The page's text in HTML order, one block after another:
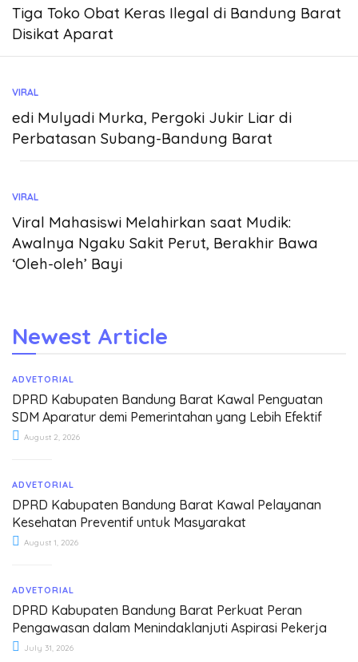
Tiga Toko Obat Keras Ilegal di Bandung Barat
Disikat Aparat
VIRAL
edi Mulyadi Murka, Pergoki Jukir Liar di
Perbatasan Subang-Bandung Barat
VIRAL
Viral Mahasiswi Melahirkan saat Mudik:
Awalnya Ngaku Sakit Perut, Berakhir Bawa
‘Oleh-oleh’ Bayi
Newest Article
ADVETORIAL
DPRD Kabupaten Bandung Barat Kawal Penguatan
SDM Aparatur demi Pemerintahan yang Lebih Efektif
August 2, 2026
ADVETORIAL
DPRD Kabupaten Bandung Barat Kawal Pelayanan
Kesehatan Preventif untuk Masyarakat
August 1, 2026
ADVETORIAL
DPRD Kabupaten Bandung Barat Perkuat Peran
Pengawasan dalam Menindaklanjuti Aspirasi Pekerja
July 31, 2026